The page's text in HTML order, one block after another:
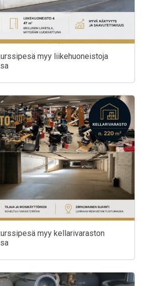
myy liikehuoneistoja
myy kellarivaraston